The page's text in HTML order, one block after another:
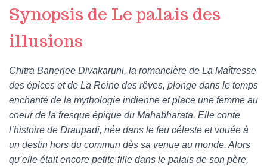
Synopsis de Le palais des
illusions
Chitra Banerjee Divakaruni, la romancière de La Maîtresse
des épices et de La Reine des rêves, plonge dans le temps
enchanté de la mythologie indienne et place une femme au
coeur de la fresque épique du Mahabharata. Elle conte
l’histoire de Draupadi, née dans le feu céleste et vouée à
un destin hors du commun dès sa venue au monde. Alors
qu’elle était encore petite fille dans le palais de son père,